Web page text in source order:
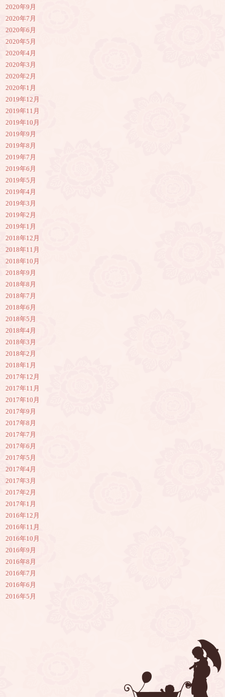
2020年9月
2020年7月
2020年6月
2020年5月
2020年4月
2020年3月
2020年2月
2020年1月
2019年12月
2019年11月
2019年10月
2019年9月
2019年8月
2019年7月
2019年6月
2019年5月
2019年4月
2019年3月
2019年2月
2019年1月
2018年12月
2018年11月
2018年10月
2018年9月
2018年8月
2018年7月
2018年6月
2018年5月
2018年4月
2018年3月
2018年2月
2018年1月
2017年12月
2017年11月
2017年10月
2017年9月
2017年8月
2017年7月
2017年6月
2017年5月
2017年4月
2017年3月
2017年2月
2017年1月
2016年12月
2016年11月
2016年10月
2016年9月
2016年8月
2016年7月
2016年6月
2016年5月